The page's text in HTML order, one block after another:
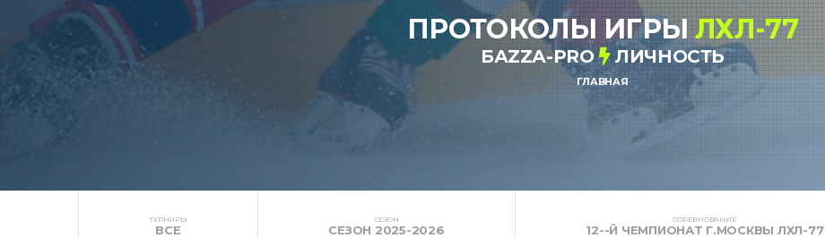
ПРОТОКОЛЫ ИГРЫЛХЛ-77
БАZZА-PRO ЛИЧНОСТЬ
ГЛАВНАЯ
ТУРНИРЫ
ВСЕ
СЕЗОН
СЕЗОН 2025-2026
СОРЕВНОВАНИЕ
12--Й ЧЕМПИОНАТ Г.МОСКВЫ ЛХЛ-77